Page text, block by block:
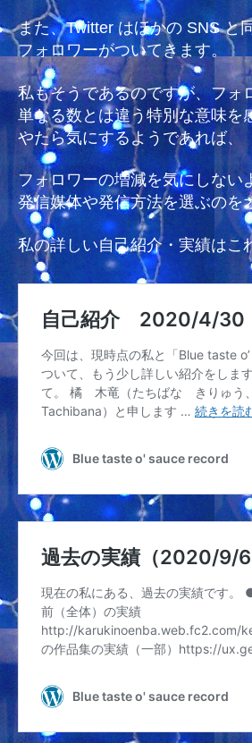
また、Twitter はほかの SNS と
フォロワーがついてきます。
私もそうであるのですが、フォ
単なる数とは違う特別な意味を
やたら気にするようであれば、
フォロワーの増減を気にしない
発信媒体や発信方法を選ぶのを
私の詳しい自己紹介・実績はこ